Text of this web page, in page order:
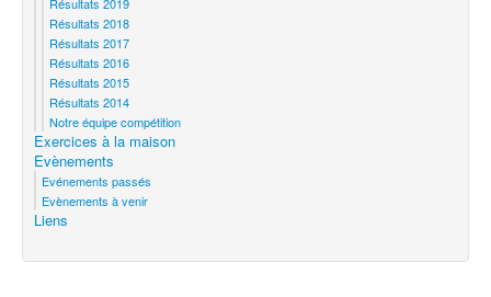
Résultats 2018
Résultats 2017
Résultats 2016
Résultats 2015
Résultats 2014
Notre équipe compétition
Exercices à la maison
Evènements
Evénements passés
Evènements à venir
Liens